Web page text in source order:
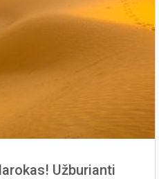
Užburianti